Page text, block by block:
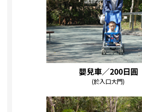
嬰兒車／200日圓
(於入口大門)